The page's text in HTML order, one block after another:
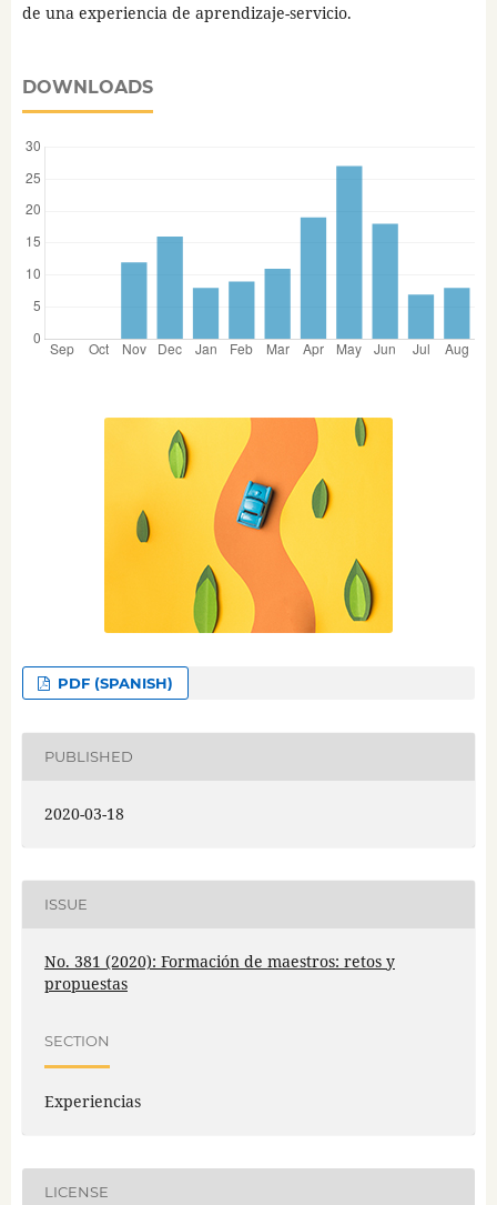
de una experiencia de aprendizaje-servicio.
DOWNLOADS
PDF (SPANISH)
PUBLISHED
2020-03-18
ISSUE
No. 381 (2020): Formación de maestros: retos y
propuestas
SECTION
Experiencias
LICENSE